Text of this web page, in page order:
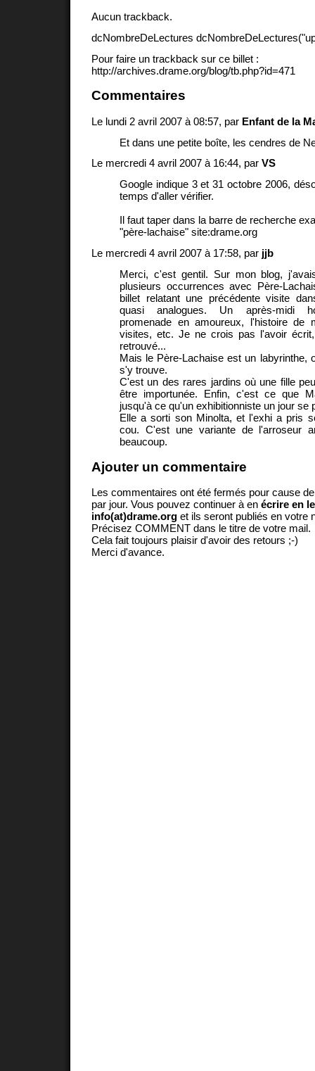
Aucun trackback.
dcNombreDeLectures
Pour faire un trackback sur ce billet :
http://archives.drame.org/blog/tb.php?id=471
Commentaires
Le lundi 2 avril 2007 à 08:57, par Enfant de la
Et dans une petite boîte, les cendres de
Le mercredi 4 avril 2007 à 16:44, par VS
Google indique 3 et 31 octobre 2006,
temps d'aller vérifier.
Il faut taper dans la barre de recherche
"père-lachaise" site:drame.org
Le mercredi 4 avril 2007 à 17:58, par jjb
Merci, c'est gentil. Sur mon blog,
plusieurs occurrences avec Père-
billet relatant une précédente visite
quasi analogues. Un après-midi
promenade en amoureux, l'histoire de
visites, etc. Je ne crois pas l'avoir
retrouvé...
Mais le Père-Lachaise est un labyrinthe,
s'y trouve.
C'est un des rares jardins où une fille
être importunée. Enfin, c'est ce que
jusqu'à ce qu'un exhibitionniste un jour se
Elle a sorti son Minolta, et l'exhi a pris
cou. C'est une variante de l'arroseur
beaucoup.
Ajouter un commentaire
Les commentaires ont été fermés pour cause
par jour. Vous pouvez continuer à en écrire en
info(at)drame.org et ils seront publiés en votre
Précisez COMMENT dans le titre de votre mail.
Cela fait toujours plaisir d'avoir des retours ;-)
Merci d'avance.